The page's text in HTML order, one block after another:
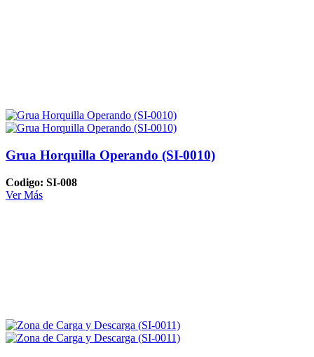
Grua Horquilla Operando (SI-0010)
Codigo: SI-008
Ver Más